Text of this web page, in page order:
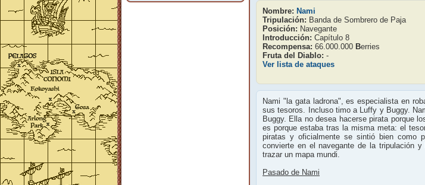
Nombre: Nami
Tripulación: Banda de Sombrero de Paja
Posición: Navegante
Introducción: Capítulo 8
Recompensa: 66.000.000 Berries
Fruta del Diablo: -
Ver lista de ataques
Nami "la gata ladrona", es especialista en
sus tesoros. Incluso timo a Luffy y Buggy.
Buggy. Ella no desea hacerse pirata porque
es porque estaba tras la misma meta: el
piratas y oficialmente se sintió bien como
convierte en el navegante de la tripulación
trazar un mapa mundi.
Pasado de Nami